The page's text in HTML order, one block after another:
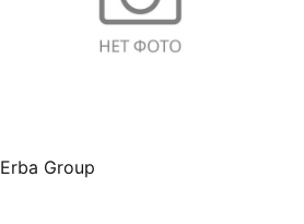
Erba Group